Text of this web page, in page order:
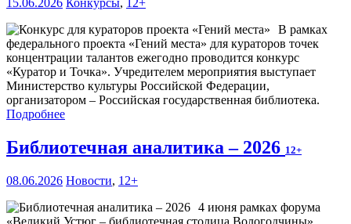
15.06.2026 Конкурсы,
12+
В рамках
федерального проекта «Гений места» для кураторов точек
концентрации талантов ежегодно проводится конкурс
«Куратор и Точка». Учредителем мероприятия выступает
Министерство культуры Российской Федерации,
организатором – Российская государственная библиотека.
Подробнее
Библиотечная аналитика – 2026 12+
08.06.2026 Новости, 12+
4 июня рамках форума
«Великий Устюг – библиотечная столица Вологодчины»